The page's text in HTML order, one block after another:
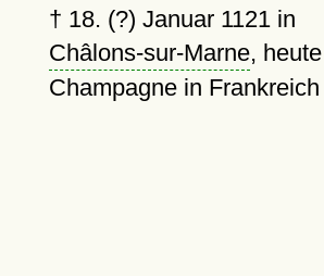
† 18. (?) Januar 1121in
Châlons-sur-Marne,
Champagne in Frankreich